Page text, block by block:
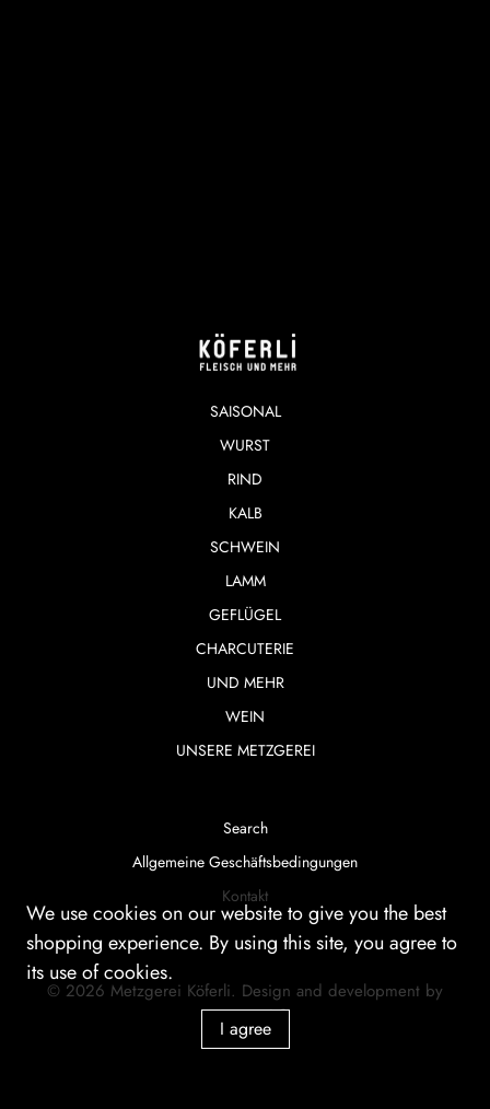
SAISONAL
WURST
RIND
KALB
SCHWEIN
LAMM
GEFLÜGEL
CHARCUTERIE
UND MEHR
WEIN
UNSERE METZGEREI
Search
Allgemeine Geschäftsbedingungen
Kontakt
© 2026 Metzgerei Köferli. Design and development by
smartera AG
We use cookies on our website to give you the best
shopping experience. By using this site, you agree to
its use of cookies.
I agree